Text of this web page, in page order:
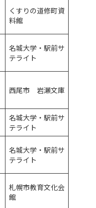
くすりの道修町資
料館
名城大学・駅前サ
テライト
西尾市 岩瀬文庫
名城大学・駅前サ
テライト
名城大学・駅前サ
テライト
札幌市教育文化会
館